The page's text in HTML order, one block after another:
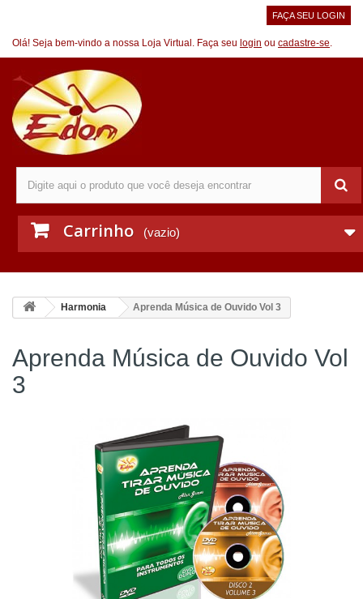
FAÇA SEU LOGIN
Olá! Seja bem-vindo a nossa Loja Virtual. Faça seu login ou cadastre-se.
Carrinho (vazio)
Harmonia Aprenda Música de Ouvido Vol 3
Aprenda Música de Ouvido Vol
3